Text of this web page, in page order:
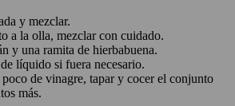
y mezclar.
a la olla, mezclar con cuidado.
y una ramita de hierbabuena.
líquido si fuera necesario.
de vinagre, tapar y cocer el conjunto
más.